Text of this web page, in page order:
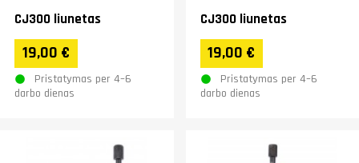
CJ300 liunetas
19,00 €
Pristatymas per 4–6
darbo dienas
CJ300 liunetas
19,00 €
Pristatymas per 4–6
darbo dienas